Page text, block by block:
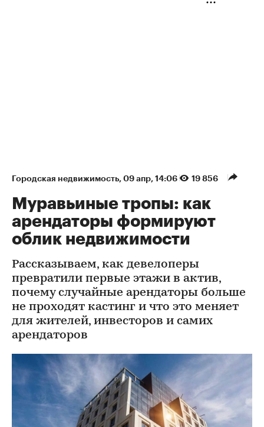
Городская недвижимость 09 апр, 14:06 19 856
Муравьиные тропы: как
арендаторы формируют
облик недвижимости
Рассказываем, как девелоперы
превратили первые этажи в актив,
почему случайные арендаторы больше
не проходят кастинг и что это меняет
для жителей, инвесторов и самих
арендаторов